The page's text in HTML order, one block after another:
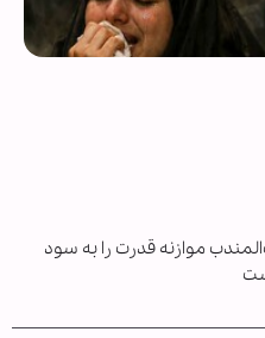
موازنه قدرت را به سود